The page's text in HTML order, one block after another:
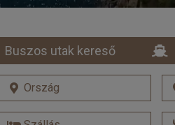
Buszos utak kereső